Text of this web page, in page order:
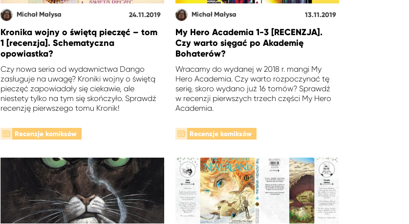
Michał Małysa 24.11.2019
Kronika wojny o świętą pieczęć – tom
1 [recenzja]. Schematyczna
opowiastka?
Czy nowa seria od wydawnictwa Dango
zasługuje na uwagę? Kroniki wojny o świętą
pieczęć zapowiadały się ciekawie, ale
niestety tylko na tym się skończyło. Sprawdź
recenzję pierwszego tomu Kronik!
Recenzje komiksów
Michał Małysa 13.11.2019
My Hero Academia 1-3 [RECENZJA].
Czy warto sięgać po Akademię
Bohaterów?
Wracamy do wydanej w 2018 r. mangi My
Hero Academia. Czy warto rozpoczynać tę
serię, skoro wydano już 16 tomów? Sprawdź
w recenzji pierwszych trzech części My Hero
Academia.
Recenzje komiksów